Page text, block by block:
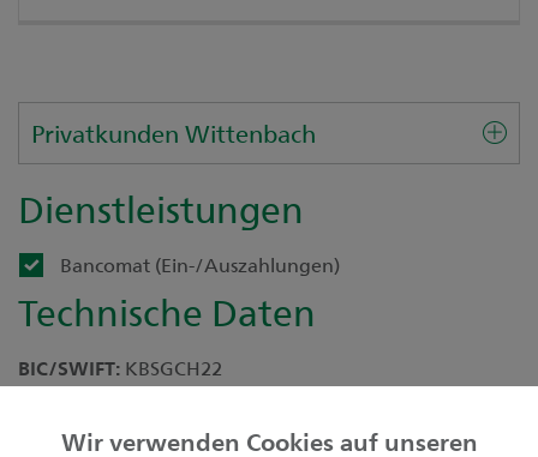
Privatkunden Wittenbach
Dienstleistungen
Bancomat (Ein-/Auszahlungen)
Technische Daten
BIC/SWIFT: KBSGCH22
Wir verwenden Cookies auf unseren